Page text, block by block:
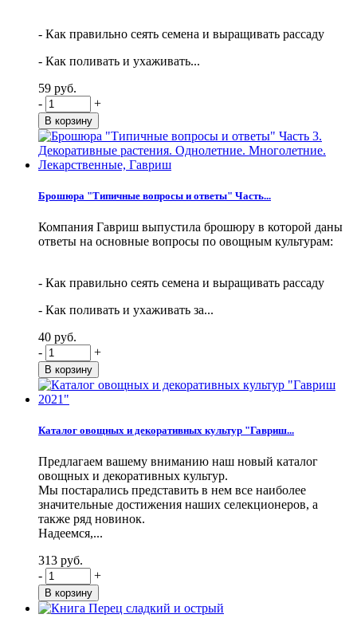
- Как правильно сеять семена и выращивать рассаду
- Как поливать и ухаживать...
59 руб.
-
+
Брошюра "Типичные вопросы и ответы" Часть...
Компания Гавриш выпустила брошюру в которой даны
ответы на основные вопросы по овощным культурам:
- Как правильно сеять семена и выращивать рассаду
- Как поливать и ухаживать за...
40 руб.
-
+
Каталог овощных и декоративных культур "Гавриш...
Предлагаем вашему вниманию наш новый каталог
овощных и декоративных культур.
Мы постарались представить в нем все наиболее
значительные достижения наших селекционеров, а
также ряд новинок.
Надеемся,...
313 руб.
-
+